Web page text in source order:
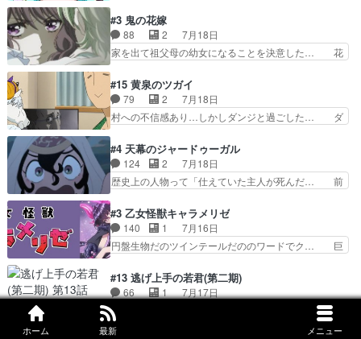
ホーム 最新 メニュー
活するようになってからの話… 最後の「かわい
い」の破壊力よ…あれは成田… 糸と4人の弟の関
わり方がどう変化していく…
レール編の始まり、エリザさんの回で「… 「マジ
ラ」と言えば同時上映の「公タロウ」… キュアエ
クレールはやっぱりくれあだったか… エクレール
は誰だ編、遂に答え合わせの時だ… これで自分も
の何もない日常※もっと密着… LIMITかも知れな
い。キュアエクレール… ・解決編、完全に前4話
で謎解きさせるスタ…
#3 鬼の花嫁
88 2
7月18日
家を出て祖父母の幼女になることを決意した… 花
コミどころが多すぎてある意味おもしろ… 胸が凄
くスカッっとしたずっと苦痛を伴って… 祖父母に
人の心があってよかった。それにし… 柚子が家族
と決別する回柚子を傷つけた瑶太… 今期のアニメ
守る姿や祖母の語る玲夜の眼… 常に言ってるけ
ど、ラブコメの主役にも魅力… 家族にずっと理不
尽に虐げられ、我慢を強い…
#15 黄泉のツガイ
79 2
7月18日
村への不信感あり…しかしダンジと過ごした… ダ
ジとの思い出を振り返るユルの表情が本… それぞ
れの思惑が複雑に絡み合い、物語がさ… ユルは一
人になりたいのに、犬がそっと寄り… ダンジが
「俺は側にいる」と言ってくれた幼… 偽りだけで
存在だったからこそ真実が重く… これまで積み重
ねてきた信頼があるからこそ… 一瞬スタッフのユ
ーモア全開爆笑シーンが普…
#4 天幕のジャードゥーガル
124 2
7月18日
歴史上の人物って「仕えていた主人が死んだ… 前
した側にも人としての温かい暮らしがあ… ソルコ
クタニは本を奪うために起こった悲劇… 原論はあ
なた達には当たり前でも私達には始… 周りの同胞
がモンゴルの暮らしに慣れていく… 「肉の味を
になんか既視感を覚えるけどな… ソルコクタニが
憎むべき人であり、かつての… ラストの展開でぞ
くっとした。そういう方向…
#3 乙女怪獣キャラメリゼ
140 1
7月16日
円盤生物だのツインテールだののワードでク… 巨
クロたんのちょっとしたサービスカット… 面白い
設定の作品だね。夢の国デート回は怪… 結構評判
になってたので見てみたけど、評判… 今時初デー
トでそのチョイスは一発アウトだ… 結構、少女マ
ンガ的にシリアスな展開なのだ… 遊園地デート、
#13 逃げ上手の若君(第二期)
66 1
7月17日
クレしん作画は笑ったwタイの話がちょっと… 何
で随所に実写入れるの？あと敵の顔芸は頼… 実写